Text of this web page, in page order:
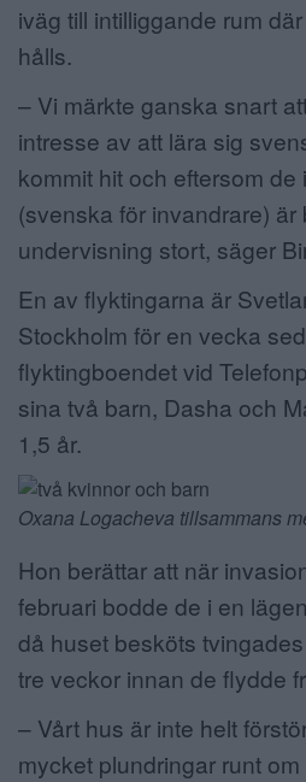
iväg till intilliggande rum
hålls.
– Vi märkte ganska snart
intresse av att lära sig
kommit hit och eftersom de
(svenska för invandrare) är
undervisning stort, säger
En av flyktingarna är
Stockholm för en vecka
flyktingboendet vid
sina två barn, Dasha och
1,5 år.
Oxana Logacheva tillsammans
Hon berättar att när
februari bodde de i en
då huset besköts
tre veckor innan de flydde
– Vårt hus är inte helt
mycket plundringar runt